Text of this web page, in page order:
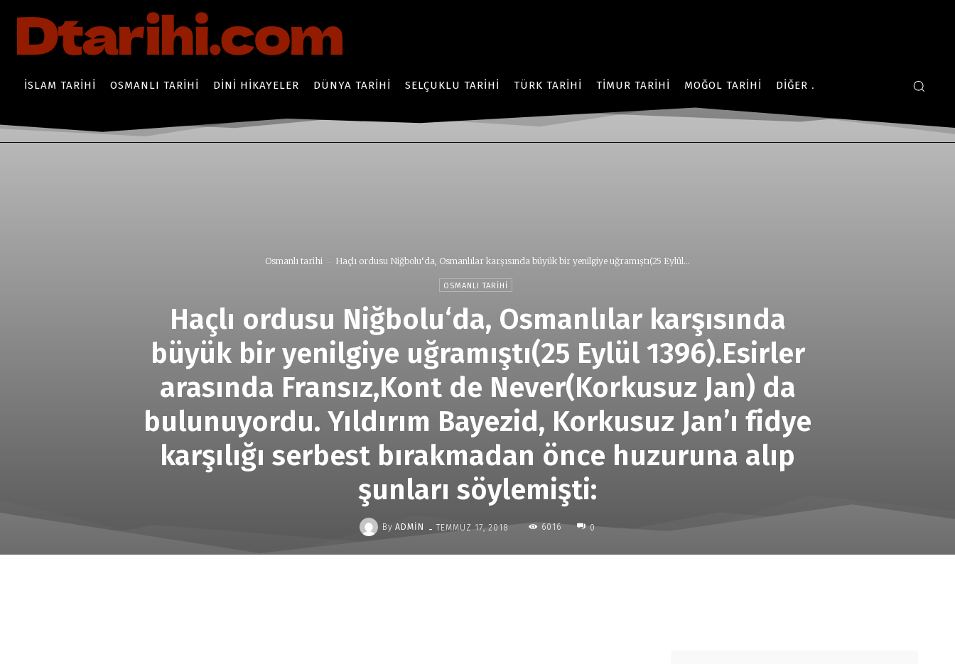
İSLAM TARIHI OSMANLI TARIHI DINI HIKAYELER DÜNYA TARIHI SELÇUKLU TARIHI TÜRK TARIHI TIMUR TARIHI MOĞOL TARIHI DIĞER
Osmanlı tarihi Haçlı ordusu Niğbolu‘da, Osmanlılar karşısında büyük bir yenilgiye uğramıştı(25 Eylül...
OSMANLI TARIHI
Haçlı ordusu Niğbolu‘da, Osmanlılar karşısında
büyük bir yenilgiye uğramıştı(25 Eylül 1396).Esirler
arasında Fransız,Kont de Never(Korkusuz Jan) da
bulunuyordu. Yıldırım Bayezid, Korkusuz Jan’ı fidye
karşılığı serbest bırakmadan önce huzuruna alıp
şunları söylemişti:
By ADMIN - TEMMUZ 17, 2018 6016 0